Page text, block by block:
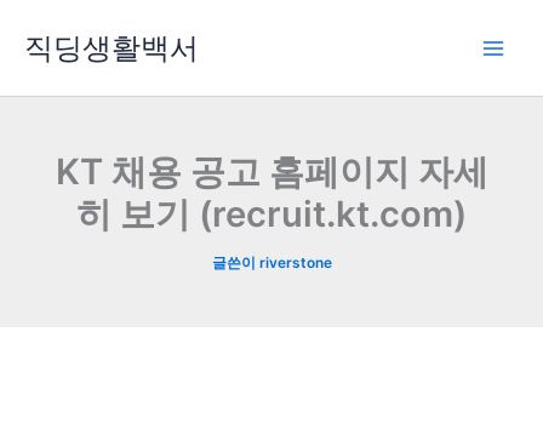
로
직딩생활백서
KT 채용 공고 홈페이지 자세
히 보기 (recruit.kt.com)
글쓴이 riverstone